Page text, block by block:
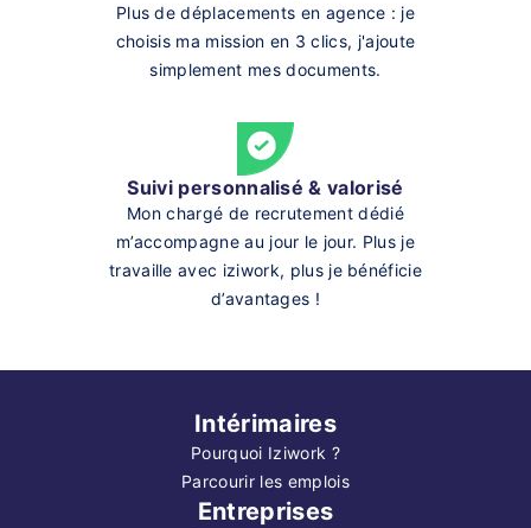
Plus de déplacements en agence : je
choisis ma mission en 3 clics, j'ajoute
simplement mes documents.
Suivi personnalisé & valorisé
Mon chargé de recrutement dédié
m’accompagne au jour le jour. Plus je
travaille avec iziwork, plus je bénéficie
d’avantages !
Intérimaires
Pourquoi Iziwork ?
Parcourir les emplois
Entreprises